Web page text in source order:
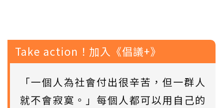
Take action！加入《倡議+》
「一個人為社會付出很辛苦，但一群人
就不會寂寞。」每個人都可以用自己的